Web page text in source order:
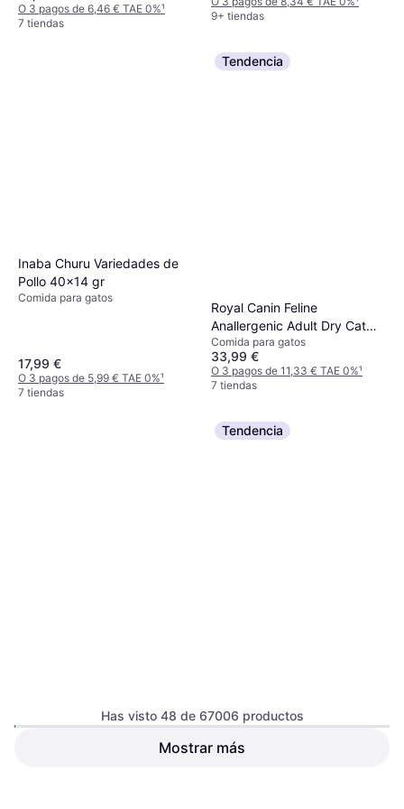
O 3 pagos de 6,46 € TAE 0%¹
7 tiendas
9+ tiendas
Inaba Churu Variedades de
Pollo 40x14 gr
Comida para gatos
17,99 €
O 3 pagos de 5,99 € TAE 0%¹
7 tiendas
Tendencia
Royal Canin Feline
Anallergenic Adult Dry Cat
Food 2kg
Comida para gatos
33,99 €
O 3 pagos de 11,33 € TAE 0%¹
7 tiendas
Tendencia
Comida para perros
Has visto 48 de 67006 productos
Mostrar más